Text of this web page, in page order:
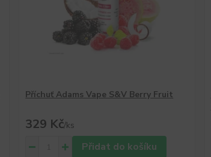
Příchuť Adams Vape S&V Berry Fruit
329 Kč/ks
Přidat do košíku